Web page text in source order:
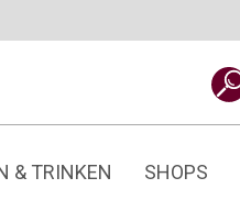
& TRINKEN SHOPS